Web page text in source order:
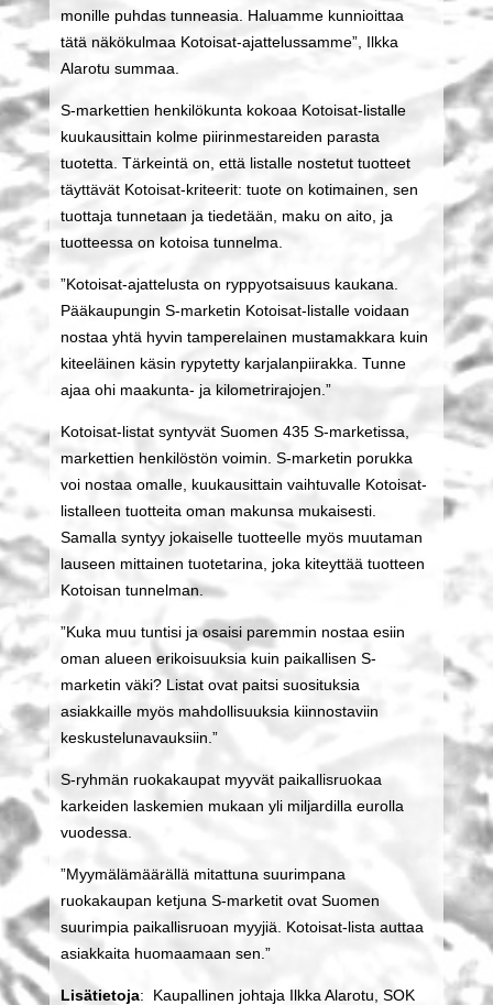
monille puhdas tunneasia. Haluamme kunnioittaa
tätä näkökulmaa Kotoisat-ajattelussamme”, Ilkka
Alarotu summaa.
S-markettien henkilökunta kokoaa Kotoisat-listalle
kuukausittain kolme piirinmestareiden parasta
tuotetta. Tärkeintä on, että listalle nostetut tuotteet
täyttävät Kotoisat-kriteerit: tuote on kotimainen, sen
tuottaja tunnetaan ja tiedetään, maku on aito, ja
tuotteessa on kotoisa tunnelma.
”Kotoisat-ajattelusta on ryppyotsaisuus kaukana.
Pääkaupungin S-marketin Kotoisat-listalle voidaan
nostaa yhtä hyvin tamperelainen mustamakkara kuin
kiteeläinen käsin rypytetty karjalanpiirakka. Tunne
ajaa ohi maakunta- ja kilometrirajojen.”
Kotoisat-listat syntyvät Suomen 435 S-marketissa,
markettien henkilöstön voimin. S-marketin porukka
voi nostaa omalle, kuukausittain vaihtuvalle Kotoisat-
listalleen tuotteita oman makunsa mukaisesti.
Samalla syntyy jokaiselle tuotteelle myös muutaman
lauseen mittainen tuotetarina, joka kiteyttää tuotteen
Kotoisan tunnelman.
”Kuka muu tuntisi ja osaisi paremmin nostaa esiin
oman alueen erikoisuuksia kuin paikallisen S-
marketin väki? Listat ovat paitsi suosituksia
asiakkaille myös mahdollisuuksia kiinnostaviin
keskustelunavauksiin.”
S-ryhmän ruokakaupat myyvät paikallisruokaa
karkeiden laskemien mukaan yli miljardilla eurolla
vuodessa.
”Myymälämäärällä mitattuna suurimpana
ruokakaupan ketjuna S-marketit ovat Suomen
suurimpia paikallisruoan myyjiä. Kotoisat-lista auttaa
asiakkaita huomaamaan sen.”
Lisätietoja: Kaupallinen johtaja Ilkka Alarotu, SOK